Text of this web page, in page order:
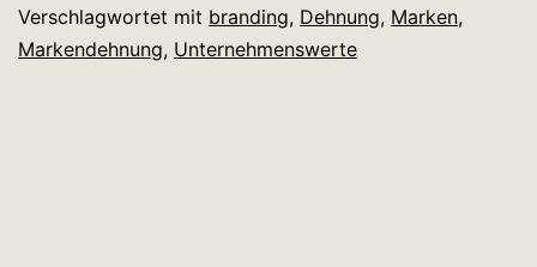
Verschlagwortet mit branding, Dehnung, Marken,
Markendehnung, Unternehmenswerte